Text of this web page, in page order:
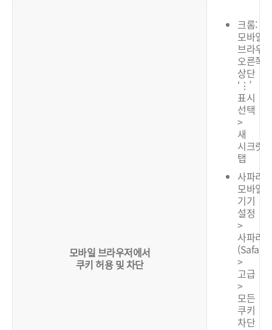
모바일 브라우저에서
쿠키 허용 및 차단
크롬:
모바일
브라우저
오른쪽
상단
‘⋮’
표시
선택
>
새
시크릿
탭
사파리:
모바일
기기
설정
>
사파리
(Safari)
>
고급
>
모든
쿠키
차단